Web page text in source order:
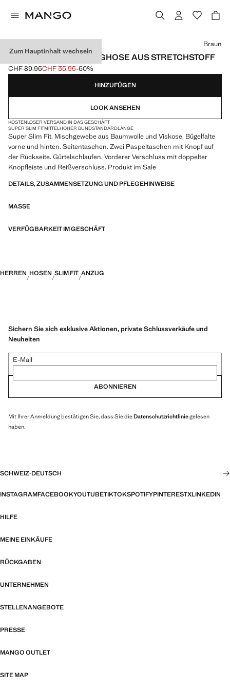
Zum Hauptinhalt wechseln
SUPER SLIM FIT-ANZUGHOSE AUS STRETCHSTOFF
Ausgangspreis durchgestrichen [CHF 89.95 ]
CHF 89.95
Aktueller Preis [CHF 35.95 ]
CHF 35.95-60%
Wählen Sie eine Farbe
Braun
HINZUFÜGEN
LOOK ANSEHEN
KOSTENLOSER VERSAND IN DAS GESCHÄFT
SUPER SLIM FITMITTELHOHER BUNDSTANDARDLÄNGE
Super Slim Fit. Mischgewebe aus Baumwolle und Viskose. Bügelfalte
vorne und hinten. Seitentaschen. Zwei Paspeltaschen mit Knopf auf
der Rückseite. Gürtelschlaufen. Vorderer Verschluss mit doppelter
Knopfleiste und Reißverschluss. Produkt im Sale
DETAILS, ZUSAMMENSETZUNG UND PFLEGEHINWEISE
MASSE
VERFÜGBARKEIT IM GESCHÄFT
HERREN HOSEN SLIM FIT ANZUG
Sichern Sie sich exklusive Aktionen, private Schlussverkäufe und
Neuheiten
E-Mail
ABONNIEREN
Mit Ihrer Anmeldung bestätigen Sie, dass Sie dieDatenschutzrichtliniegelesen
haben.
SCHWEIZ·DEUTSCH
INSTAGRAMFACEBOOKYOUTUBETIKTOKSPOTIFYPINTERESTXLINKEDIN
HILFE
MEINE EINKÄUFE
RÜCKGABEN
UNTERNEHMEN
STELLENANGEBOTE
PRESSE
MANGO OUTLET
SITE MAP